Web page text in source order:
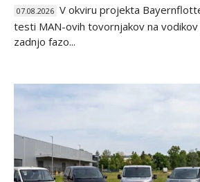
07.08.2026 V okviru projekta
testi MAN-ovih tovornjakov na
zadnjo fazo...